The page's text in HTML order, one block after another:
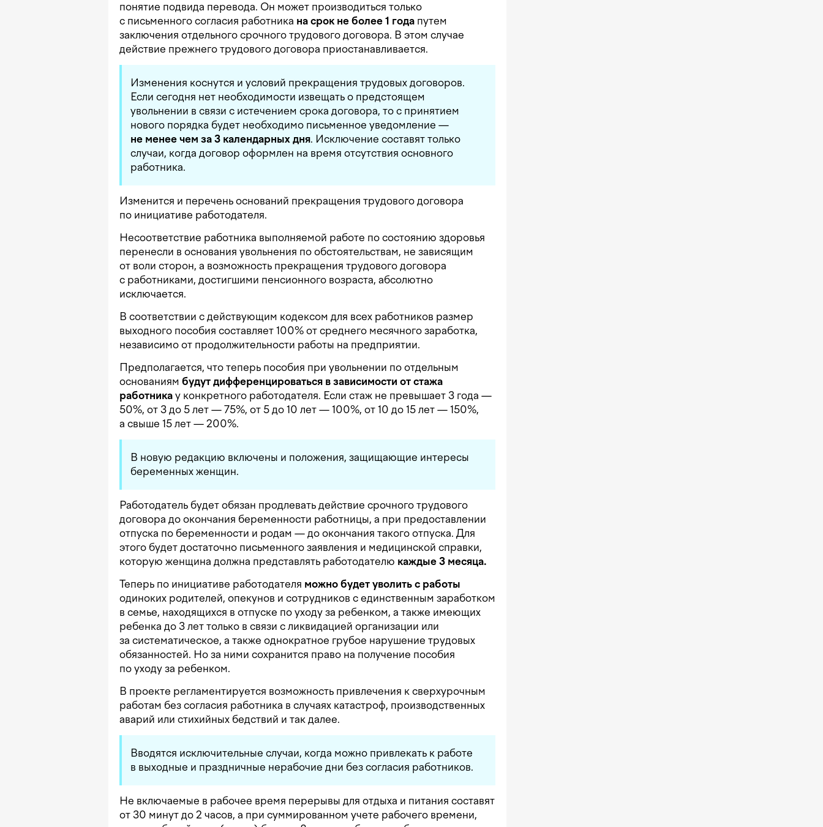
понятие подвида перевода. Он может производиться только
с письменного согласия работника на срок не более 1 года путем
заключения отдельного срочного трудового договора. В этом случае
действие прежнего трудового договора приостанавливается.
Изменения коснутся и условий прекращения трудовых договоров.
Если сегодня нет необходимости извещать о предстоящем
увольнении в связи с истечением срока договора, то с принятием
нового порядка будет необходимо письменное уведомление —
не менее чем за 3 календарных дня. Исключение составят только
случаи, когда договор оформлен на время отсутствия основного
работника.
Изменится и перечень оснований прекращения трудового договора
по инициативе работодателя.
Несоответствие работника выполняемой работе по состоянию здоровья
перенесли в основания увольнения по обстоятельствам, не зависящим
от воли сторон, а возможность прекращения трудового договора
с работниками, достигшими пенсионного возраста, абсолютно
исключается.
В соответствии с действующим кодексом для всех работников размер
выходного пособия составляет 100% от среднего месячного заработка,
независимо от продолжительности работы на предприятии.
Предполагается, что теперь пособия при увольнении по отдельным
основаниям будут дифференцироваться в зависимости от стажа
работника у конкретного работодателя. Если стаж не превышает 3 года —
50%, от 3 до 5 лет — 75%, от 5 до 10 лет — 100%, от 10 до 15 лет — 150%,
а свыше 15 лет — 200%.
В новую редакцию включены и положения, защищающие интересы
беременных женщин.
Работодатель будет обязан продлевать действие срочного трудового
договора до окончания беременности работницы, а при предоставлении
отпуска по беременности и родам — до окончания такого отпуска. Для
этого будет достаточно письменного заявления и медицинской справки,
которую женщина должна представлять работодателю каждые 3 месяца.
Теперь по инициативе работодателя можно будет уволить с работы
одиноких родителей, опекунов и сотрудников с единственным заработком
в семье, находящихся в отпуске по уходу за ребенком, а также имеющих
ребенка до 3 лет только в связи с ликвидацией организации или
за систематическое, а также однократное грубое нарушение трудовых
обязанностей. Но за ними сохранится право на получение пособия
по уходу за ребенком.
В проекте регламентируется возможность привлечения к сверхурочным
работам без согласия работника в случаях катастроф, производственных
аварий или стихийных бедствий и так далее.
Вводятся исключительные случаи, когда можно привлекать к работе
в выходные и праздничные нерабочие дни без согласия работников.
Не включаемые в рабочее время перерывы для отдыха и питания составят
от 30 минут до 2 часов, а при суммированном учете рабочего времени,